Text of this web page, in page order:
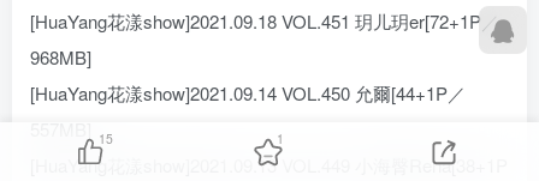
[HuaYang花漾show]2021.09.18 VOL.451 玥儿玥er[72+1P／
968MB]
[HuaYang花漾show]2021.09.14 VOL.450 允爾[44+1P／
[HuaYang花漾show]2021.09.13 VOL.449 小海臀Rena[38+1P
15 1